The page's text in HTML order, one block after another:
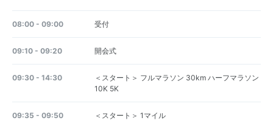
08:00 - 09:00 受付
09:10 - 09:20 開会式
09:30 - 14:30
＜スタート＞ フルマラソン 30km ハーフマラソン
10K 5K
09:35 - 09:50 ＜スタート＞ 1マイル